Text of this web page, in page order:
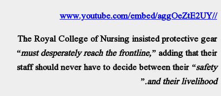
The Royal College of Nursing insisted protective
“must desperately reach the frontline,”adding that
staff should never have to decide between their
and their